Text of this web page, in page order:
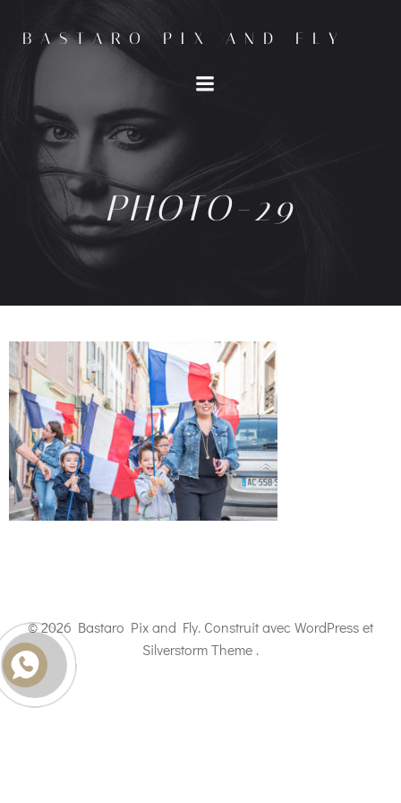
BASTARO PIX AND FLY
PHOTO-29
© 2026 Bastaro Pix and Fly. Construit avec WordPress et
Silverstorm Theme .